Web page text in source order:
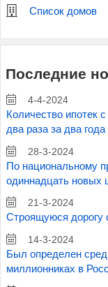
Список домов
Последние
4-4-2024
Количество ипотек
два раза за два года
28-3-2024
По национальному
одиннадцать новых
21-3-2024
Строящуюся дорогу
14-3-2024
Был определен
миллионниках в